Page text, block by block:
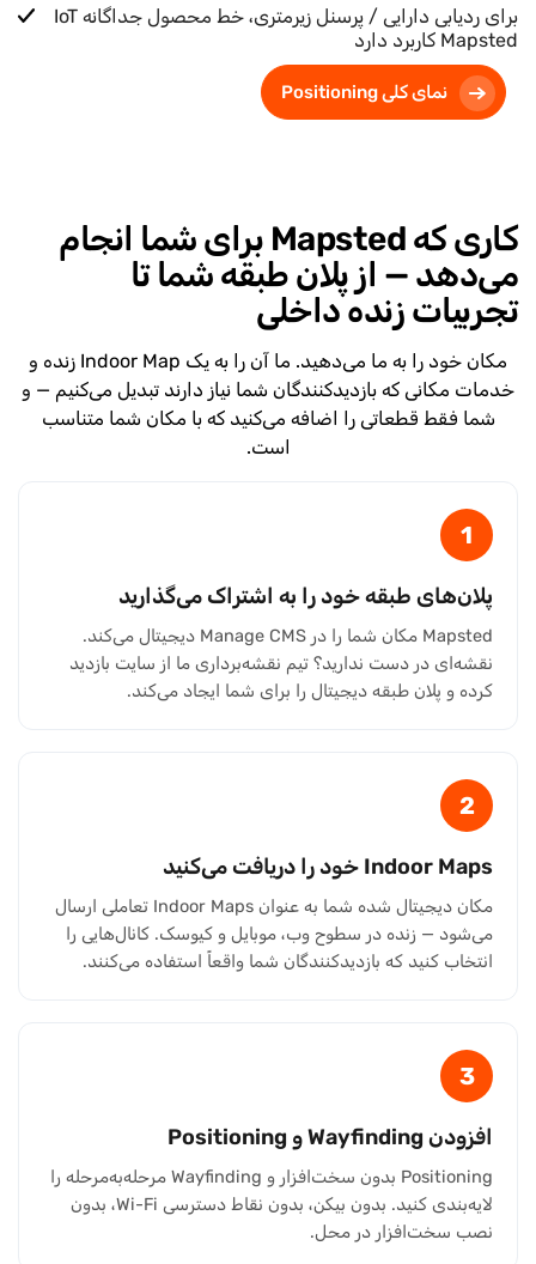
برای ردیابی دارایی / پرسنل زیرمتری، خط محصول جداگانه IoT
Mapsted کاربرد دارد
نمای کلی Positioning
کاری که Mapsted برای شما انجام
می‌دهد — از پلان طبقه شما تا
تجربیات زنده داخلی
مکان خود را به ما می‌دهید. ما آن را به یک Indoor Map زنده و
خدمات مکانی که بازدیدکنندگان شما نیاز دارند تبدیل می‌کنیم — و
شما فقط قطعاتی را اضافه می‌کنید که با مکان شما متناسب
است.
1
پلان‌های طبقه خود را به اشتراک می‌گذارید
Mapsted مکان شما را در Manage CMS دیجیتال می‌کند.
نقشه‌ای در دست ندارید؟ تیم نقشه‌برداری ما از سایت بازدید
کرده و پلان طبقه دیجیتال را برای شما ایجاد می‌کند.
2
Indoor Maps خود را دریافت می‌کنید
مکان دیجیتال شده شما به عنوان Indoor Maps تعاملی ارسال
می‌شود — زنده در سطوح وب، موبایل و کیوسک. کانال‌هایی را
انتخاب کنید که بازدیدکنندگان شما واقعاً استفاده می‌کنند.
3
افزودن Wayfinding و Positioning
Positioning بدون سخت‌افزار و Wayfinding مرحله‌به‌مرحله را
لایه‌بندی کنید. بدون بیکن، بدون نقاط دسترسی Wi-Fi، بدون
نصب سخت‌افزار در محل.